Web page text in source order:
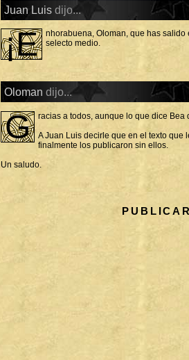
Juan Luis dijo...
¡E
nhorabuena, Oloman, que has
selecto medio.
Oloman dijo...
G
racias a todos, aunque lo que dice Bea
A Juan Luis decirle que en el texto
finalmente los publicaron sin ellos.
Un saludo.